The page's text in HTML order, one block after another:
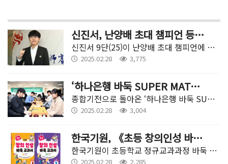
신진서, 난양배 초대 챔피언 등극...메이저 8회 우승 달성
신진서 9단(25)이 난양배 초대 챔피언에 등극하며 메이저 세계대회 8회 우승을 달성했다.
2025.02.28 3,775
‘하나은행 바둑 SUPER MATCH’ 본선 대진 세팅 완료
종합기전으로 돌아온 ‘하나은행 바둑 SUPER MATCH’의 본선 대진 세팅이 완료됐다.
2025.02.28 3,004
한국기원, 《초등 창의인성 바둑 교과서》3-4권 출간
한국기원이 초등학교 정규교과과정 바둑 수업을 위해 제작한 바둑 교과서, 《초등 창의인성 바둑교과서》 시리즈의 3-4권(초급·중급편)이 휴먼큐브에서 출간됐다.
2025.02.28 2,285